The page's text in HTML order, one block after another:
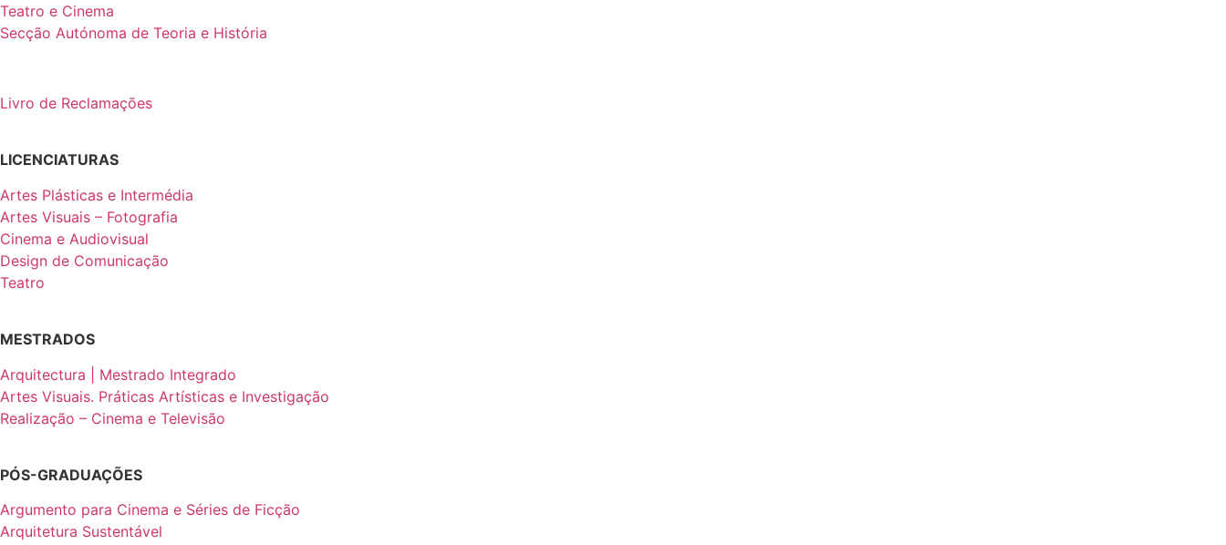
Teatro e Cinema
Secção Autónoma de Teoria e História
Livro de Reclamações
LICENCIATURAS
Artes Plásticas e Intermédia
Artes Visuais – Fotografia
Cinema e Audiovisual
Design de Comunicação
Teatro
MESTRADOS
Arquitectura | Mestrado Integrado
Artes Visuais. Práticas Artísticas e Investigação
Realização – Cinema e Televisão
PÓS-GRADUAÇÕES
Argumento para Cinema e Séries de Ficção
Arquitetura Sustentável